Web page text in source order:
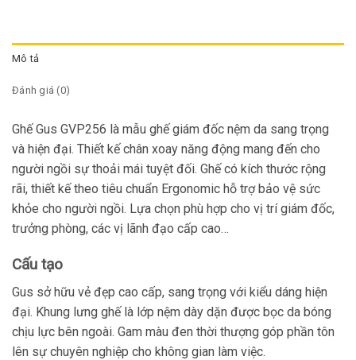
Mô tả
Đánh giá (0)
Ghế Gus GVP256 là mẫu ghế giám đốc nệm da sang trọng
và hiện đại. Thiết kế chân xoay năng động mang đến cho
người ngồi sự thoải mái tuyệt đối. Ghế có kích thước rộng
rãi, thiết kế theo tiêu chuẩn Ergonomic hỗ trợ bảo vệ sức
khỏe cho người ngồi. Lựa chọn phù hợp cho vị trí giám đốc,
trưởng phòng, các vị lãnh đạo cấp cao…
Cấu tạo
Gus sở hữu vẻ đẹp cao cấp, sang trọng với kiểu dáng hiện
đại. Khung lưng ghế là lớp nệm dày dặn được bọc da bóng
chịu lực bên ngoài. Gam màu đen thời thượng góp phần tôn
lên sự chuyên nghiệp cho không gian làm việc.